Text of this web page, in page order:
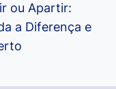
ou Apartir:
a Diferença e